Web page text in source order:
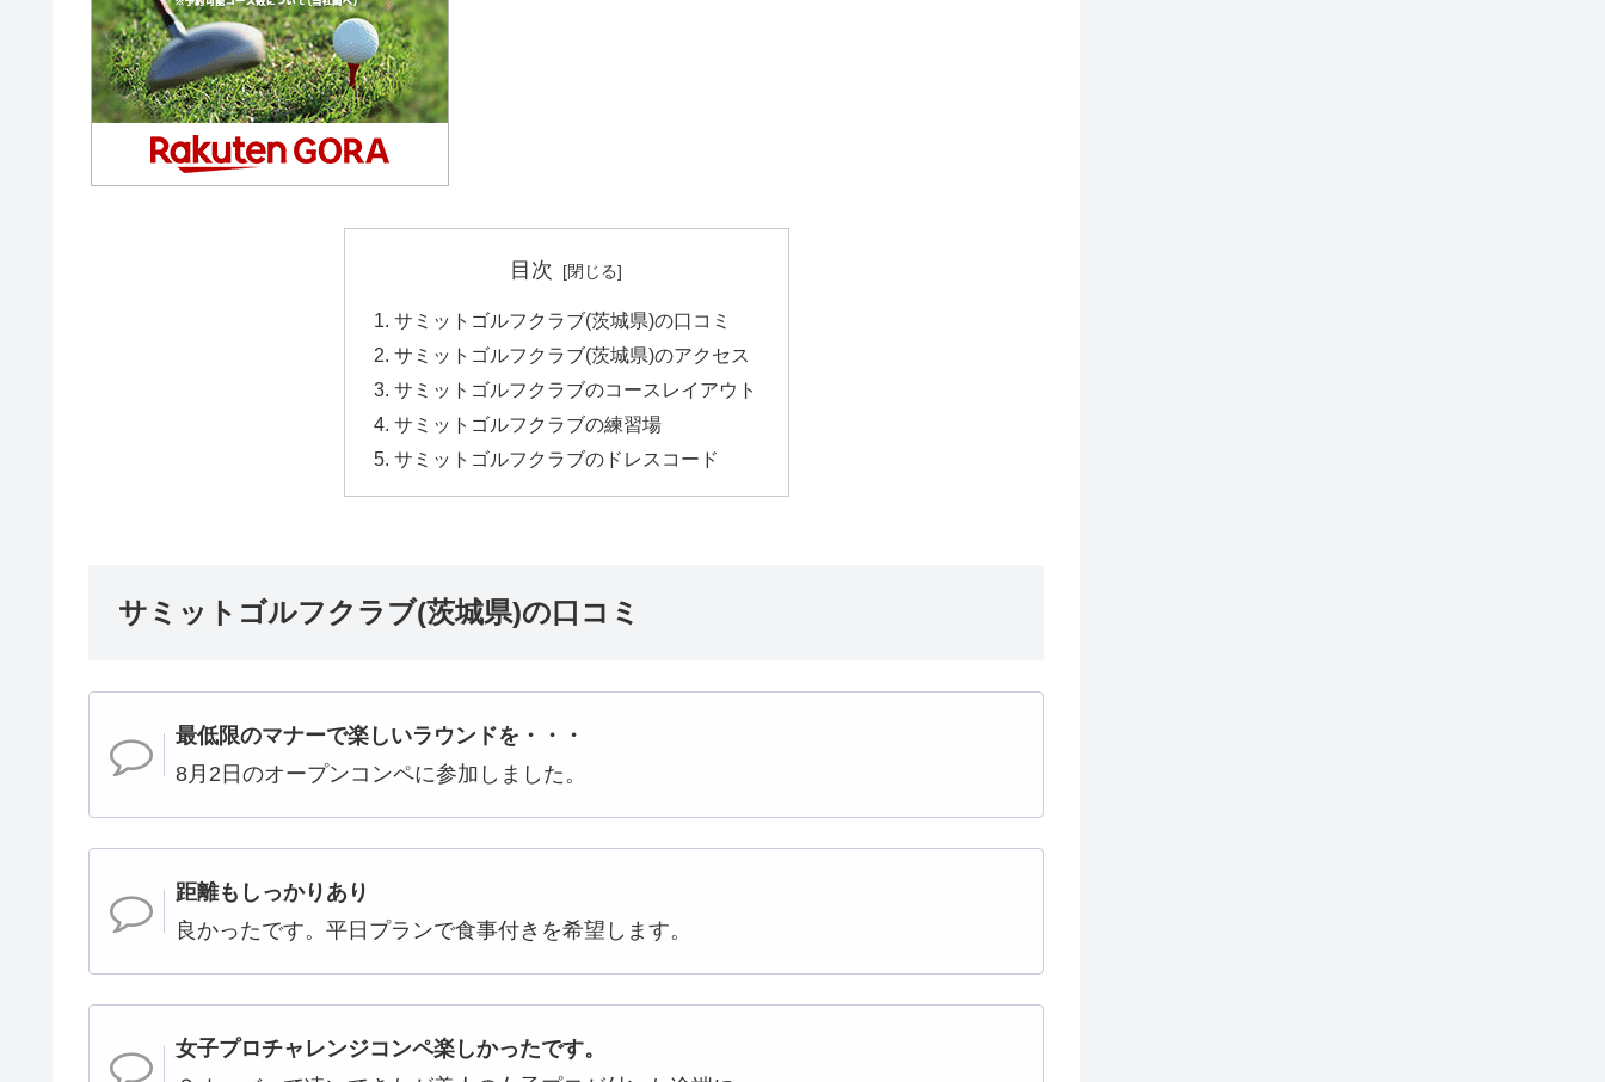
目次
サミットゴルフクラブ(茨城県)の口コミ
サミットゴルフクラブ(茨城県)のアクセス
サミットゴルフクラブのコースレイアウト
サミットゴルフクラブの練習場
サミットゴルフクラブのドレスコード
サミットゴルフクラブ(茨城県)の口コミ
最低限のマナーで楽しいラウンドを・・・
8月2日のオープンコンペに参加しました。
距離もしっかりあり
良かったです。平日プランで食事付きを希望します。
女子プロチャレンジコンペ楽しかったです。